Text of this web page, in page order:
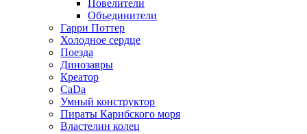
Повелители
Объединители
Гарри Поттер
Холодное сердце
Поезда
Динозавры
Креатор
CaDa
Умный конструктор
Пираты Карибского моря
Властелин колец